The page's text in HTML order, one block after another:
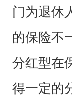
门为退休
的保险不
分红型在
得一定的